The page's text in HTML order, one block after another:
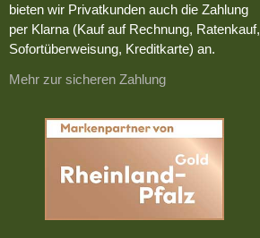
bieten wir Privatkunden auch die Zahlung
per Klarna (Kauf auf Rechnung, Ratenkauf,
Sofortüberweisung, Kreditkarte) an.
Mehr zur sicheren Zahlung